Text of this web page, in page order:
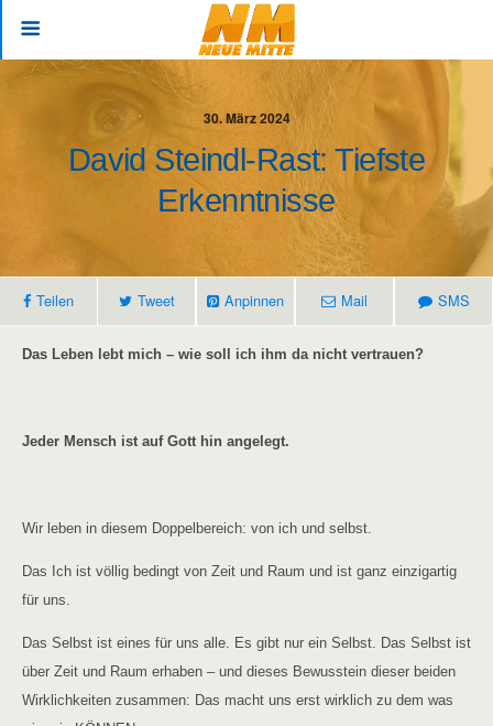
30. März 2024
David Steindl-Rast: Tiefste
Erkenntnisse
Teilen Tweet Anpinnen Mail SMS
Das Leben lebt mich – wie soll ich ihm da nicht vertrauen?
Jeder Mensch ist auf Gott hin angelegt.
Wir leben in diesem Doppelbereich: von ich und selbst.
Das Ich ist völlig bedingt von Zeit und Raum und ist ganz einzigartig
für uns.
Das Selbst ist eines für uns alle. Es gibt nur ein Selbst. Das Selbst ist
über Zeit und Raum erhaben – und dieses Bewusstein dieser beiden
Wirklichkeiten zusammen: Das macht uns erst wirklich zu dem was